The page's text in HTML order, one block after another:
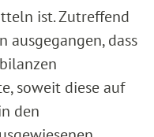
ist. Zutreffend
ausgegangen, dass
soweit diese auf
den